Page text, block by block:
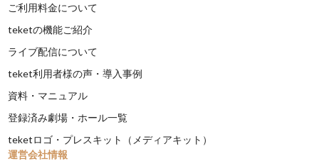
ご利用料金について
teketの機能ご紹介
ライブ配信について
teket利用者様の声・導入事例
資料・マニュアル
登録済み劇場・ホール一覧
teketロゴ・プレスキット（メディアキット）
運営会社情報